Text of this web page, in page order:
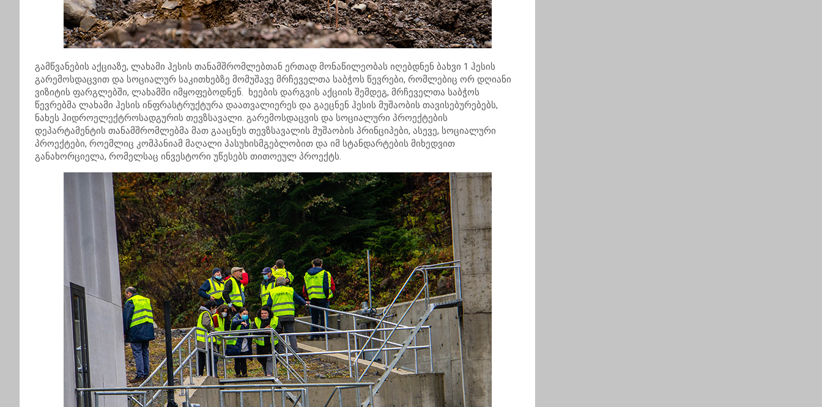
გამწვანების აქციაზე, ლახამი ჰესის თანამშრომლებთან ერთად მონაწილეობას იღებდნენ ბახვი 1 ჰესის
გარემოსდაცვით და სოციალურ საკითხებზე მომუშავე მრჩეველთა საბჭოს წევრები, რომლებიც ორ დღიანი
ვიზიტის ფარგლებში, ლახამში იმყოფებოდნენ. ხეების დარგვის აქციის შემდეგ, მრჩეველთა საბჭოს
წევრებმა ლახამი ჰესის ინფრასტრუქტურა დაათვალიერეს და გაეცნენ ჰესის მუშაობის თავისებურებებს,
ნახეს ჰიდროელექტროსადგურის თევზსავალი. გარემოსდაცვის და სოციალური პროექტების
დეპარტამენტის თანამშრომლებმა მათ გააცნეს თევზსავალის მუშაობის პრინციპები, ასევე, სოციალური
პროექტები, როემლიც კომპანიამ მაღალი პასუხისმგებლობით და იმ სტანდარტების მიხედვით
განახორციელა, რომელსაც ინვესტორი უწესებს თითოეულ პროექტს.